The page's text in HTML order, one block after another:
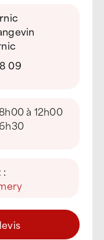
09
8h00 à 12h00